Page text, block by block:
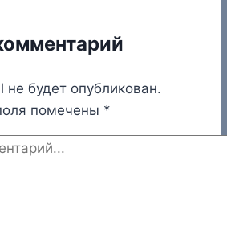
будет опубликован.
помечены *